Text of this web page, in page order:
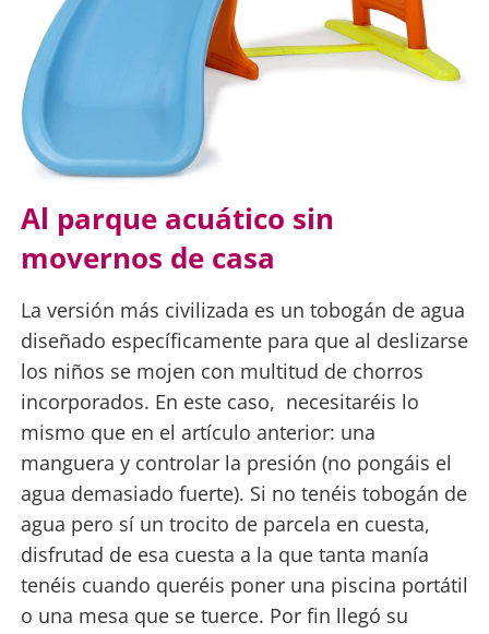
Al parque acuático sin
movernos de casa
La versión más civilizada es un tobogán de agua
diseñado específicamente para que al deslizarse
los niños se mojen con multitud de chorros
incorporados. En este caso, necesitaréis lo
mismo que en el artículo anterior: una
manguera y controlar la presión (no pongáis el
agua demasiado fuerte). Si no tenéis tobogán de
agua pero sí un trocito de parcela en cuesta,
disfrutad de esa cuesta a la que tanta manía
tenéis cuando queréis poner una piscina portátil
o una mesa que se tuerce. Por fin llegó su